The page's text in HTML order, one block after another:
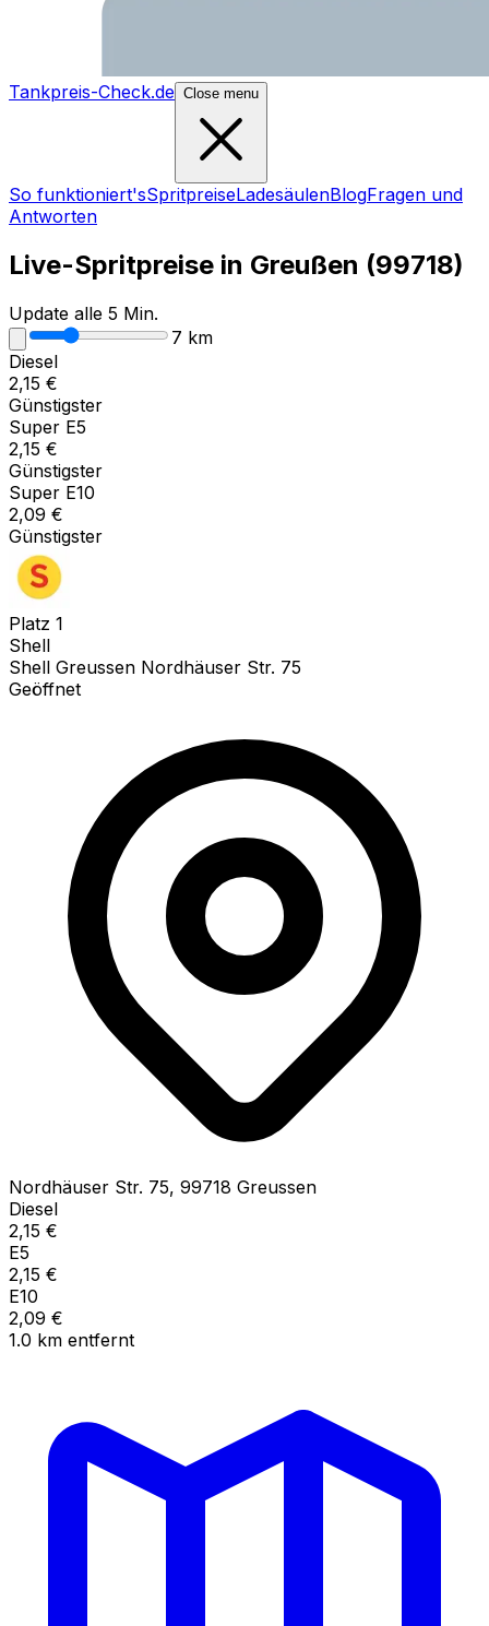
Tankpreis-Check.de Close menu
So funktioniert'sSpritpreiseLadesäulenBlogFragen und
Antworten
Live-Spritpreise in Greußen (99718)
Update alle 5 Min.
7 km
Diesel
2,15 €
Günstigster
Super E5
2,15 €
Günstigster
Super E10
2,09 €
Günstigster
Platz 1
Shell
Shell Greussen Nordhäuser Str. 75
Geöffnet
Nordhäuser Str. 75, 99718 Greussen
Diesel
2,15 €
E5
2,15 €
E10
2,09 €
1.0 km entfernt